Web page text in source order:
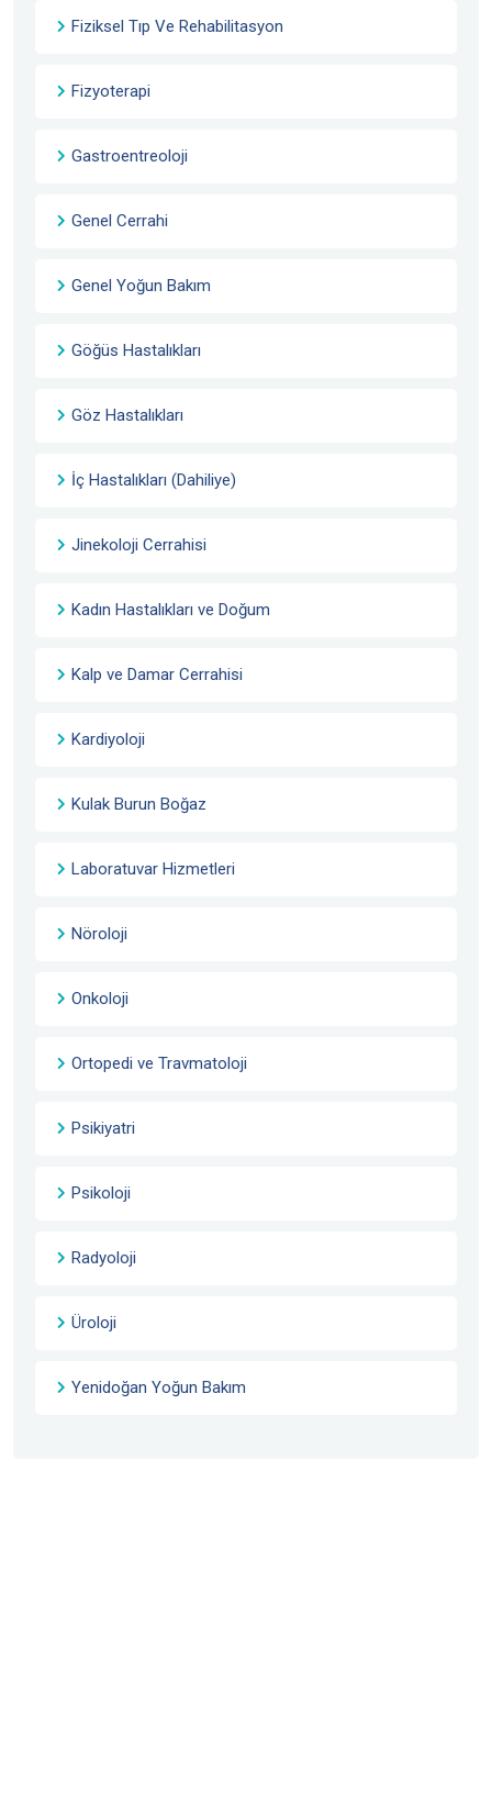
Fiziksel Tıp Ve Rehabilitasyon
Fizyoterapi
Gastroentreoloji
Genel Cerrahi
Genel Yoğun Bakım
Göğüs Hastalıkları
Göz Hastalıkları
İç Hastalıkları (Dahiliye)
Jinekoloji Cerrahisi
Kadın Hastalıkları ve Doğum
Kalp ve Damar Cerrahisi
Kardiyoloji
Kulak Burun Boğaz
Laboratuvar Hizmetleri
Nöroloji
Onkoloji
Ortopedi ve Travmatoloji
Psikiyatri
Psikoloji
Radyoloji
Üroloji
Yenidoğan Yoğun Bakım